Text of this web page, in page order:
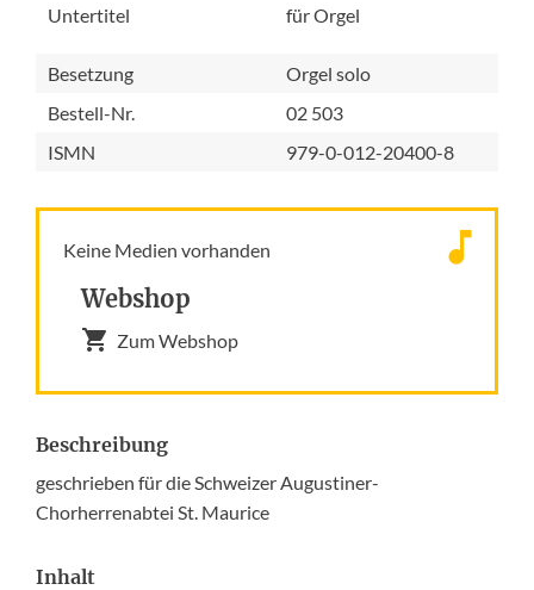
Untertitel für Orgel
Besetzung
Orgel solo
Bestell-Nr.
02 503
ISMN
979-0-012-20400-8
Keine Medien vorhanden
Webshop
Zum Webshop
Beschreibung
geschrieben für die Schweizer Augustiner-
Chorherrenabtei St. Maurice
Inhalt